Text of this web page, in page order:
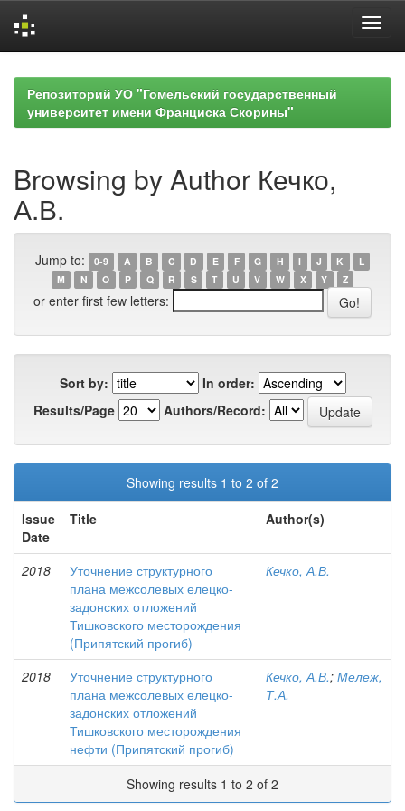
navigationРепозиторий УО "Гомельский государственный
университет имени Франциска Скорины"
Browsing by Author Кечко,
А.В.
Jump to: 0-9 A B C D E F G H I J K
L
M
N O P Q R S T U V W X Y Z
or enter first few letters:
Sort by:
In order:
Results/Page
Authors/Record:
Showing results 1 to 2 of 2
Issue
Date
Title Author(s)
2018
Уточнение структурного
плана межсолевых елецко-
задонских отложений
Тишковского месторождения
(Припятский прогиб)
Кечко, А.В.
2018
Уточнение структурного
плана межсолевых елецко-
задонских отложений
Тишковского месторождения
нефти (Припятский прогиб)
Кечко, А.В.; Мележ,
Т.А.
Showing results 1 to 2 of 2